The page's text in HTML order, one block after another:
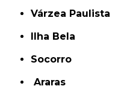
Várzea Paulista
Ilha Bela
Socorro
Araras